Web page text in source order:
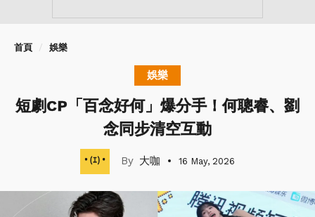
首頁 娛樂
娛樂
短劇CP「百念好何」爆分手！何聰睿、劉
念同步清空互動
大咖 16 May, 2026